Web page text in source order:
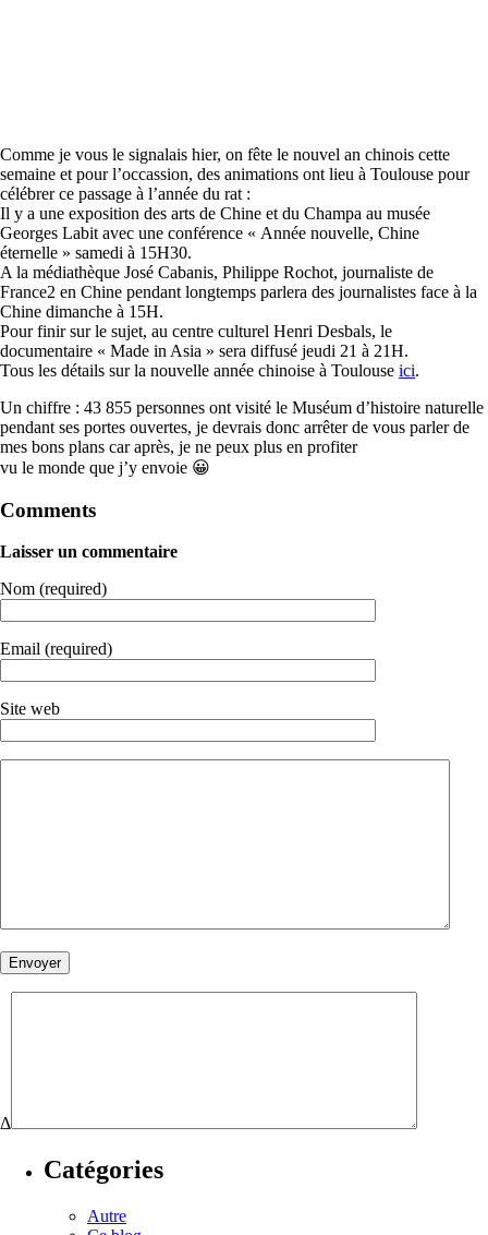
Comme je vous le signalais hier, on fête le nouvel an chinois cette
semaine et pour l’occassion, des animations ont lieu à Toulouse pour
célébrer ce passage à l’année du rat :
Il y a une exposition des arts de Chine et du Champa au musée
Georges Labit avec une conférence « Année nouvelle, Chine
éternelle » samedi à 15H30.
A la médiathèque José Cabanis, Philippe Rochot, journaliste de
France2 en Chine pendant longtemps parlera des journalistes face à la
Chine dimanche à 15H.
Pour finir sur le sujet, au centre culturel Henri Desbals, le
documentaire « Made in Asia » sera diffusé jeudi 21 à 21H.
Tous les détails sur la nouvelle année chinoise à Toulouse ici.
Un chiffre : 43 855 personnes ont visité le Muséum d’histoire naturelle
pendant ses portes ouvertes, je devrais donc arrêter de vous parler de
mes bons plans car après, je ne peux plus en profiter
vu le monde que j’y envoie 😀
Comments
Laisser un commentaire
Nom (required)
Email (required)
Site web
Δ
Catégories
Autre